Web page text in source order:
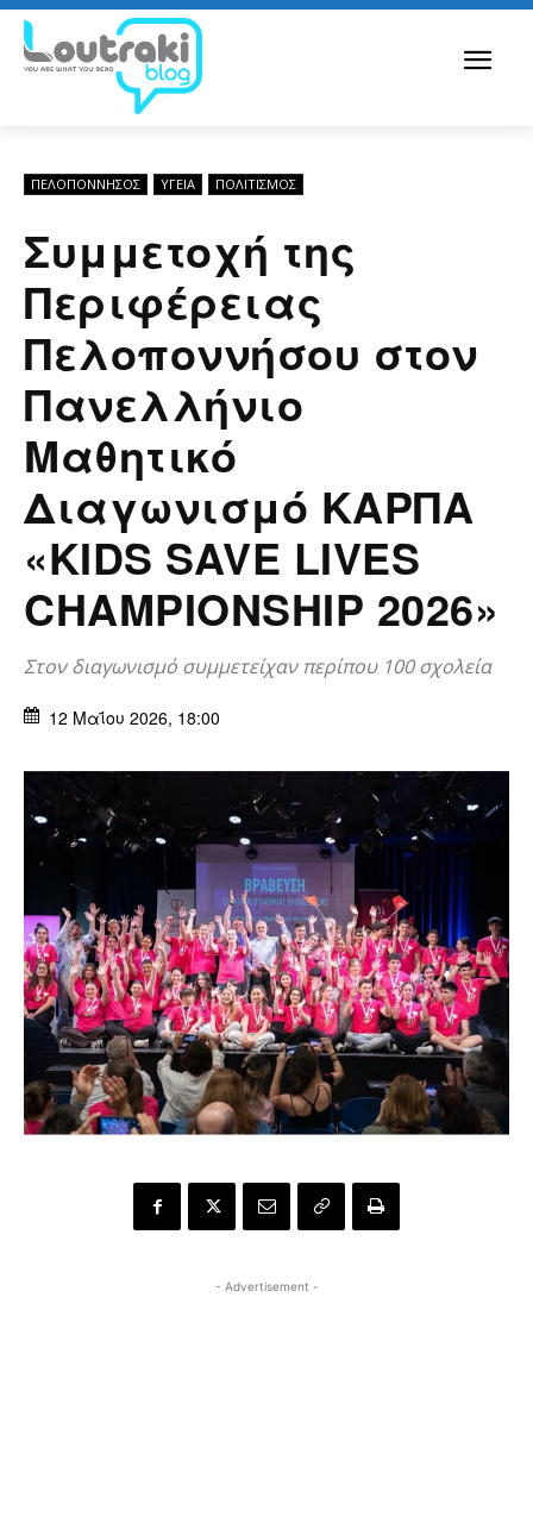
ΠΕΛΟΠΌΝΝΗΣΟΣ ΥΓΕΙΑ ΠΟΛΙΤΙΣΜΟΣ
Συμμετοχή της
Περιφέρειας
Πελοποννήσου στον
Πανελλήνιο
Μαθητικό
Διαγωνισμό ΚΑΡΠΑ
«KIDS SAVE LIVES
CHAMPIONSHIP 2026»
Στον διαγωνισμό συμμετείχαν περίπου 100 σχολεία
12 Μαΐου 2026, 18:00
- Advertisement -